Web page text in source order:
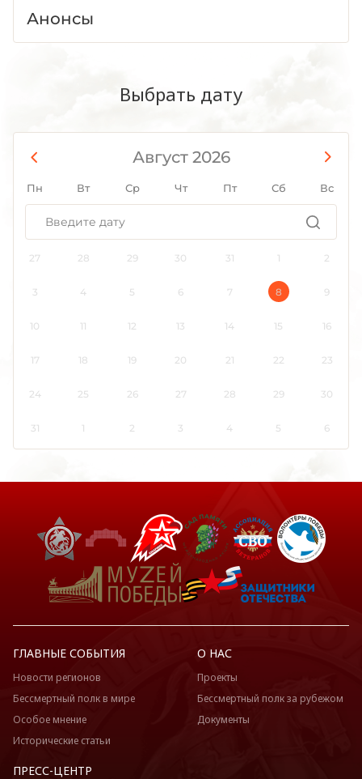
Анонсы
Выбрать дату
Август 2026
Пн Вт Ср Чт Пт Сб Вс
27 28 29 30 31 1 2
3 4 5 6 7 8 9
10 11 12 13 14 15 16
17 18 19 20 21 22 23
24 25 26 27 28 29 30
31 1 2 3 4 5 6
ГЛАВНЫЕ СОБЫТИЯ
Новости регионов
Бессмертный полк в мире
Особое мнение
Исторические статьи
О НАС
Проекты
Бессмертный полк за рубежом
Документы
ПРЕСС-ЦЕНТР